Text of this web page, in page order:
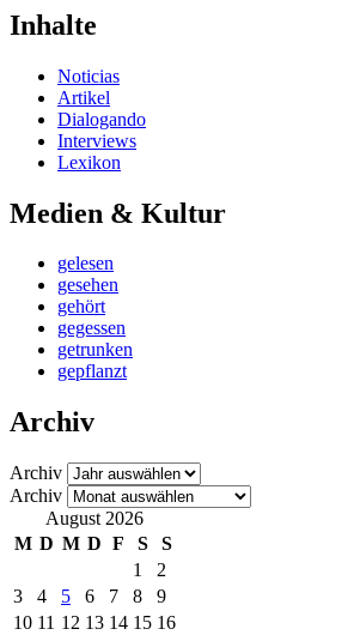
Inhalte
Noticias
Artikel
Dialogando
Interviews
Lexikon
Medien & Kultur
gelesen
gesehen
gehört
gegessen
getrunken
gepflanzt
Archiv
Archiv
Archiv
August 2026
M D M D F S
S
1
2
3
4 5 6 7 8
9
10 11 12 13 14 15 16